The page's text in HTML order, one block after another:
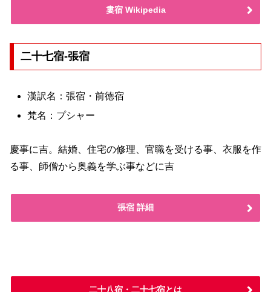
婁宿 Wikipedia
二十七宿-張宿
漢訳名：張宿・前徳宿
梵名：プシャー
慶事に吉。結婚、住宅の修理、官職を受ける事、衣服を作
る事、師僧から奥義を学ぶ事などに吉
張宿 詳細
二十八宿・二十七宿とは